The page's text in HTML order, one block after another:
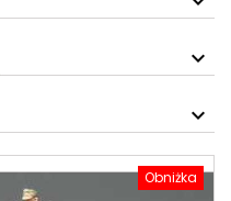
Obniżka